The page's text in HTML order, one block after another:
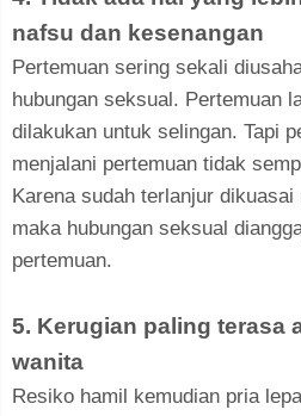
nafsu dan kesenangan
Pertemuan sering sekali
hubungan seksual. Pertemuan
dilakukan untuk selingan. Tapi
menjalani pertemuan tidak
Karena sudah terlanjur
maka hubungan seksual
pertemuan.
5. Kerugian paling terasa
wanita
Resiko hamil kemudian pria